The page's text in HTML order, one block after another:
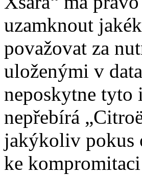
uzamknout
považovat za
uloženými v
neposkytne tyto
nepřebírá
jakýkoliv pokus
ke